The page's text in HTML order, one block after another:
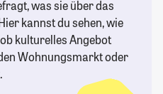
was sie über das
kannst du sehen, wie
kulturelles Angebot
Wohnungsmarkt oder